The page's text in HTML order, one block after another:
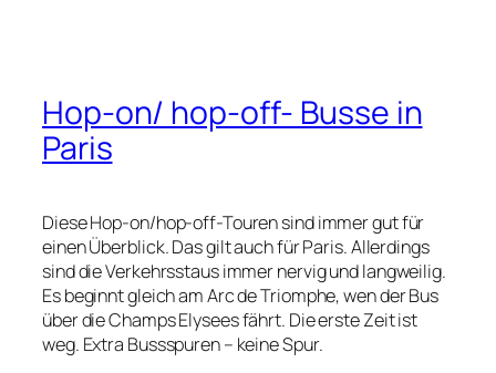
Hop-on/ hop-off- Busse in
Paris
Diese Hop-on/hop-off-Touren sind immer gut für
einen Überblick. Das gilt auch für Paris. Allerdings
sind die Verkehrsstaus immer nervig und langweilig.
Es beginnt gleich am Arc de Triomphe, wen der Bus
über die Champs Elysees fährt. Die erste Zeit ist
weg. Extra Bussspuren – keine Spur.